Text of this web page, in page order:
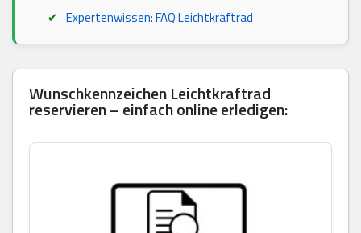
Expertenwissen: FAQ Leichtkraftrad
Wunschkennzeichen Leichtkraftrad
reservieren – einfach online erledigen: